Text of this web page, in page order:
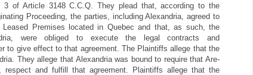
3 of Article 3148 C.C.Q. They plead that, according to the
Proceeding, the parties, including Alexandria, agreed to
Premises located in Quebec and that, as such, the
were obliged to execute the legal contracts and
to give effect to that agreement. The Plaintiffs allege that the
They allege that Alexandria was bound to require that Are-
respect and fulfill that agreement. Plaintiffs allege that the